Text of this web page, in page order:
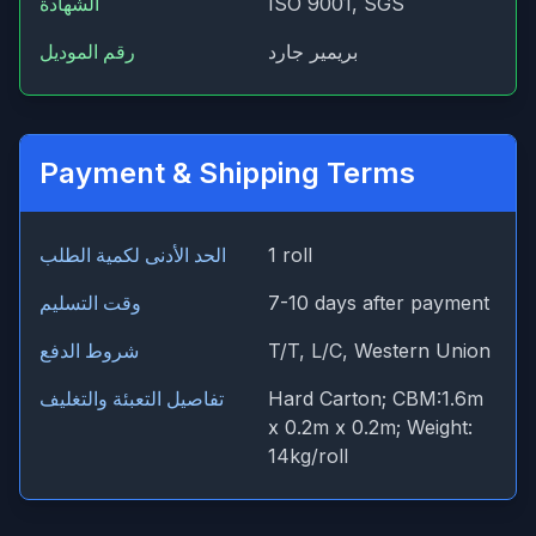
رقم الموديل
بريمير جارد
Payment & Shipping Terms
الحد الأدنى لكمية الطلب
1 roll
وقت التسليم
7-10 days after payment
شروط الدفع
T/T, L/C, Western Union
تفاصيل التعبئة والتغليف
Hard Carton; CBM:1.6m
x 0.2m x 0.2m; Weight:
14kg/roll